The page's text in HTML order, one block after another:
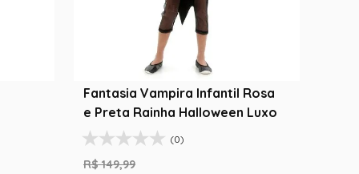
Fantasia Vampira Infantil Rosa
e Preta Rainha Halloween Luxo
(0)
R$ 149,99